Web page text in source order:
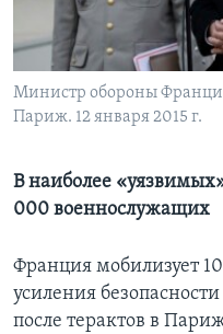
Learning English
СОЦИАЛЬНЫЕ СЕТИ
Языки
Министр обороны
Париж. 12 января 2015 г.
В наиболее
000 военнослужащих
Франция мобилизует
усиления
после терактов в